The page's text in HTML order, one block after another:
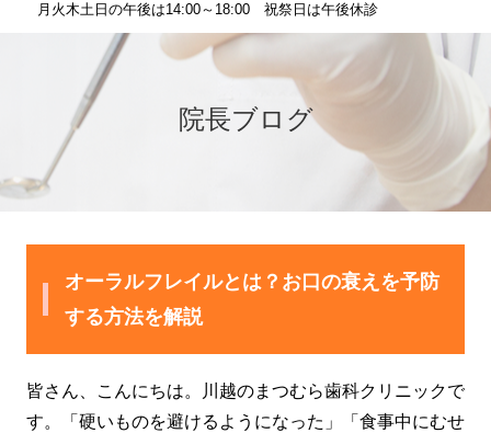
月火木土日の午後は14:00～18:00 祝祭日は午後休診
院長ブログ
オーラルフレイルとは？お口の衰えを予防
する方法を解説
皆さん、こんにちは。川越のまつむら歯科クリニックで
す。「硬いものを避けるようになった」「食事中にむせ